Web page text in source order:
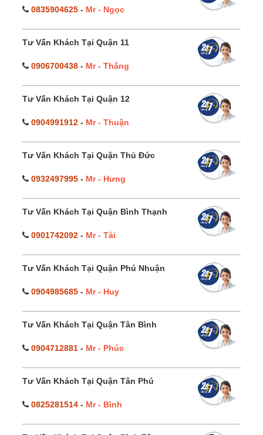
0835904625 - Mr - Ngọc
Tư Vấn Khách Tại Quận 11
0906700438 - Mr - Thắng
Tư Vấn Khách Tại Quận 12
0904991912 - Mr - Thuận
Tư Vấn Khách Tại Quận Thủ Đức
0932497995 - Mr - Hưng
Tư Vấn Khách Tại Quận Bình Thạnh
0901742092 - Mr - Tài
Tư Vấn Khách Tại Quận Phú Nhuận
0904985685 - Mr - Huy
Tư Vấn Khách Tại Quận Tân Bình
0904712881 - Mr - Phúc
Tư Vấn Khách Tại Quận Tân Phú
0825281514 - Mr - Bình